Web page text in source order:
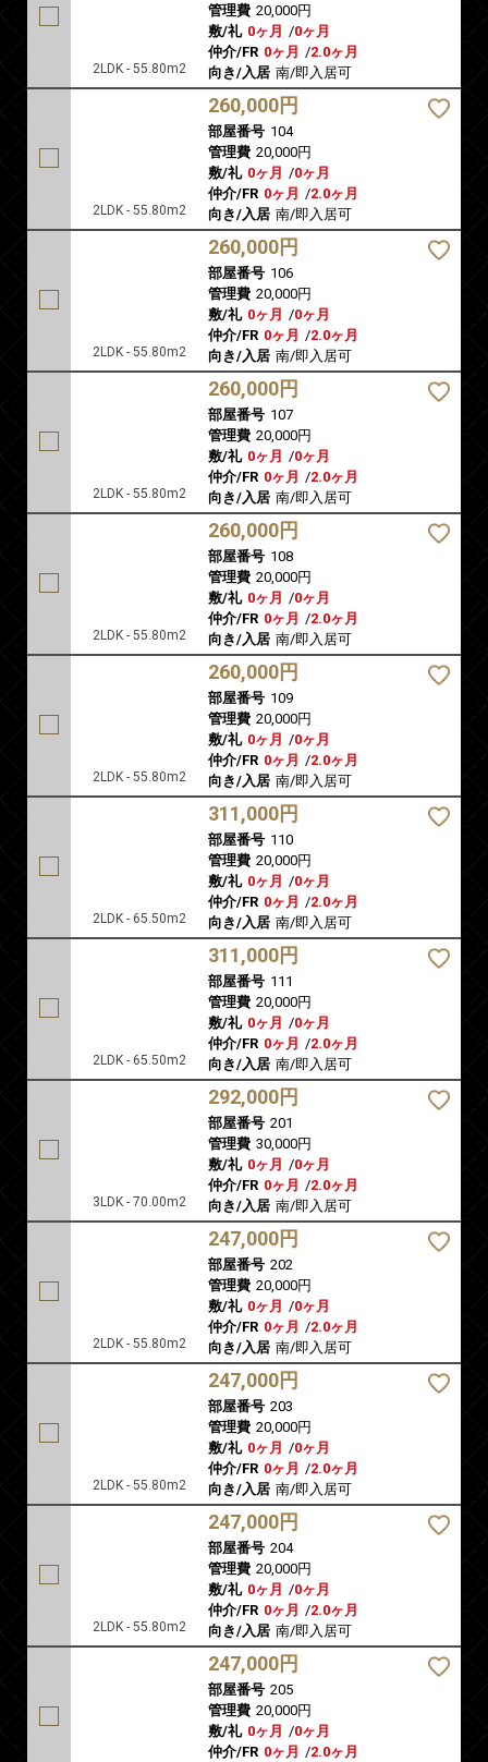
2LDK - 55.80m2
管理費 20,000円
敷/礼 0ヶ月 /0ヶ月
仲介/FR 0ヶ月 /2.0ヶ月
向き/入居 南/即入居可
2LDK - 55.80m2
260,000円
部屋番号 104
管理費 20,000円
敷/礼 0ヶ月 /0ヶ月
仲介/FR 0ヶ月 /2.0ヶ月
向き/入居 南/即入居可
2LDK - 55.80m2
260,000円
部屋番号 106
管理費 20,000円
敷/礼 0ヶ月 /0ヶ月
仲介/FR 0ヶ月 /2.0ヶ月
向き/入居 南/即入居可
2LDK - 55.80m2
260,000円
部屋番号 107
管理費 20,000円
敷/礼 0ヶ月 /0ヶ月
仲介/FR 0ヶ月 /2.0ヶ月
向き/入居 南/即入居可
2LDK - 55.80m2
260,000円
部屋番号 108
管理費 20,000円
敷/礼 0ヶ月 /0ヶ月
仲介/FR 0ヶ月 /2.0ヶ月
向き/入居 南/即入居可
2LDK - 55.80m2
260,000円
部屋番号 109
管理費 20,000円
敷/礼 0ヶ月 /0ヶ月
仲介/FR 0ヶ月 /2.0ヶ月
向き/入居 南/即入居可
2LDK - 65.50m2
311,000円
部屋番号 110
管理費 20,000円
敷/礼 0ヶ月 /0ヶ月
仲介/FR 0ヶ月 /2.0ヶ月
向き/入居 南/即入居可
2LDK - 65.50m2
311,000円
部屋番号 111
管理費 20,000円
敷/礼 0ヶ月 /0ヶ月
仲介/FR 0ヶ月 /2.0ヶ月
向き/入居 南/即入居可
3LDK - 70.00m2
292,000円
部屋番号 201
管理費 30,000円
敷/礼 0ヶ月 /0ヶ月
仲介/FR 0ヶ月 /2.0ヶ月
向き/入居 南/即入居可
2LDK - 55.80m2
247,000円
部屋番号 202
管理費 20,000円
敷/礼 0ヶ月 /0ヶ月
仲介/FR 0ヶ月 /2.0ヶ月
向き/入居 南/即入居可
2LDK - 55.80m2
247,000円
部屋番号 203
管理費 20,000円
敷/礼 0ヶ月 /0ヶ月
仲介/FR 0ヶ月 /2.0ヶ月
向き/入居 南/即入居可
2LDK - 55.80m2
247,000円
部屋番号 204
管理費 20,000円
敷/礼 0ヶ月 /0ヶ月
仲介/FR 0ヶ月 /2.0ヶ月
向き/入居 南/即入居可
247,000円
部屋番号 205
管理費 20,000円
敷/礼 0ヶ月 /0ヶ月
仲介/FR 0ヶ月 /2.0ヶ月